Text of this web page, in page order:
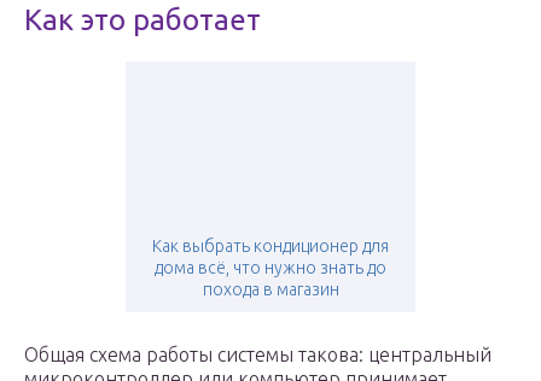
Как это работает
Как выбрать кондиционер для
дома всё, что нужно знать до
похода в магазин
Общая схема работы системы такова: центральный